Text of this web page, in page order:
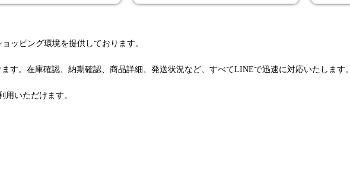
ッピング環境を提供しております。
す。在庫確認、納期確認、商品詳細、発送状況など、すべてLINEで迅速に対応いたします。
いただけます。